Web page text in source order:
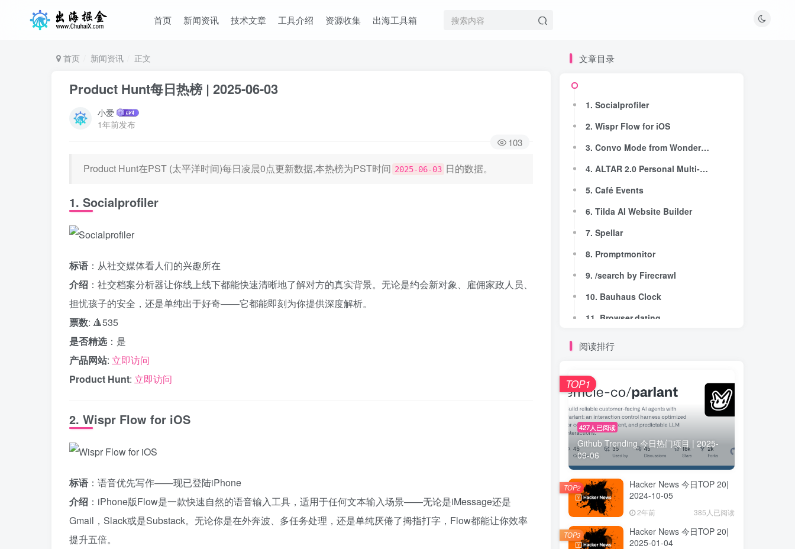
首页 新闻资讯 技术文章 工具介绍 资源收集 出海工具箱
首页 新闻资讯 正文
Product Hunt每日热榜 | 2025-06-03
小爱
1年前发布
103
Product Hunt在PST (太平洋时间)每日凌晨0点更新数据,本热榜为PST时间 2025-06-03 日的数据。
1. Socialprofiler
标语 ：从社交媒体看人们的兴趣所在
介绍 ：社交档案分析器让你线上线下都能快速清晰地了解对方的真实背景。无论是约会新对象、雇佣家政人员、
担忧孩子的安全，还是单纯出于好奇——它都能即刻为你提供深度解析。
票数: 🔺535
是否精选：是
产品网站: 立即访问
Product Hunt: 立即访问
2. Wispr Flow for iOS
标语 ：语音优先写作——现已登陆iPhone
介绍 ：iPhone版Flow是一款快速自然的语音输入工具，适用于任何文本输入场景——无论是iMessage还是
Gmail，Slack或是Substack。无论你是在外奔波、多任务处理，还是单纯厌倦了拇指打字，Flow都能让你效率
提升五倍。
文章目录
1. Socialprofiler
2. Wispr Flow for iOS
3. Convo Mode from Wondercraft
4. ALTAR 2.0 Personal Multi-Agent Workspace
5. Café Events
6. Tilda AI Website Builder
7. Spellar
8. Promptmonitor
9. /search by Firecrawl
10. Bauhaus Clock
11. Browser.dating
12. Aspirin AI
14. EVI 3: Understand and generate any voice
17. Bing Video Creator
18. Morning Commute
19. OverLoad Fitness
20. Deck
文章目录
1. Socialprofiler
2. Wispr Flow for iOS
3. Convo Mode from Wondercraft
4. ALTAR 2.0 Personal Multi-Agent Workspace
5. Café Events
6. Tilda AI Website Builder
7. Spellar
8. Promptmonitor
9. /search by Firecrawl
10. Bauhaus Clock
11. Browser.dating
12. Aspirin AI
14. EVI 3: Understand and generate any voice
17. Bing Video Creator
18. Morning Commute
19. OverLoad Fitness
20. Deck
阅读排行
427人已阅读
Github Trending 今日热门项目 | 2025-
09-06
TOP1
Hacker News 今日TOP 20|
2024-10-05
2年前 385人已阅读
TOP2
Hacker News 今日TOP 20|
2025-01-04
TOP3